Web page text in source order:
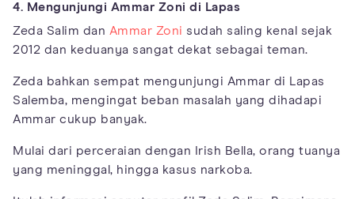
4. Mengunjungi Ammar Zoni di Lapas
Zeda Salim dan Ammar Zoni sudah saling kenal sejak
2012 dan keduanya sangat dekat sebagai teman.
Zeda bahkan sempat mengunjungi Ammar di Lapas
Salemba, mengingat beban masalah yang dihadapi
Ammar cukup banyak.
Mulai dari perceraian dengan Irish Bella, orang tuanya
yang meninggal, hingga kasus narkoba.